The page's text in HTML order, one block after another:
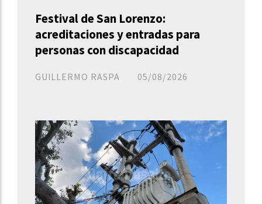
Festival de San Lorenzo:
acreditaciones y entradas para
personas con discapacidad
GUILLERMO RASPA 05/08/2026